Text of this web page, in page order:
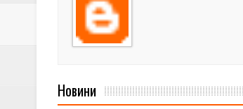
Новини